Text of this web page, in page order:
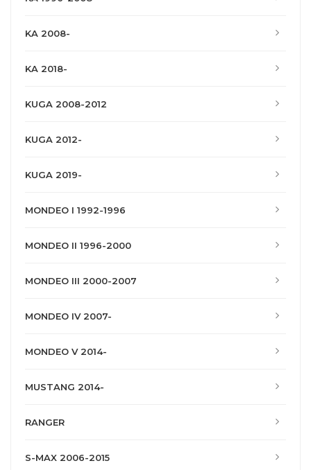
KA 2008-
KA 2018-
KUGA 2008-2012
KUGA 2012-
KUGA 2019-
MONDEO I 1992-1996
MONDEO II 1996-2000
MONDEO III 2000-2007
MONDEO IV 2007-
MONDEO V 2014-
MUSTANG 2014-
RANGER
S-MAX 2006-2015